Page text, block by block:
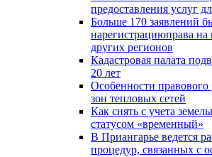
предоставления услуг
Больше 170 заявлений
нарегистрациюправа
других регионов
Кадастровая палата
20 лет
Особенности
зон тепловых сетей
Как снять с учета
статусом «временный»
В Приангарье ведется
процедур, связанных с